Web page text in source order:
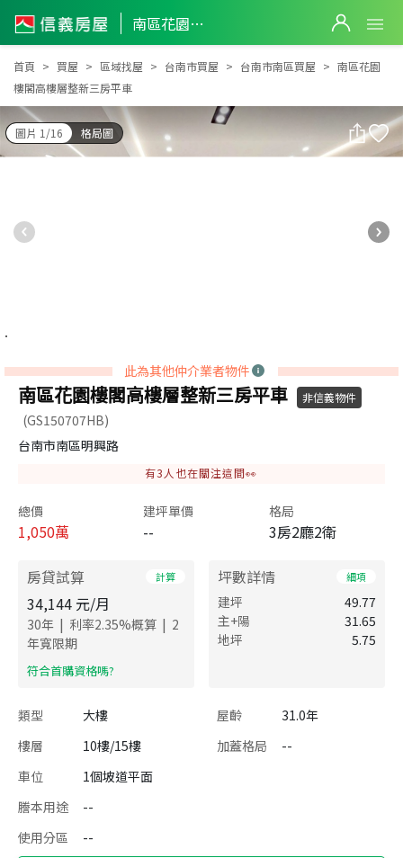
南區花園樓閣高樓層整新三房平車
南區花園樓閣高樓層整新三房平車
首頁 買屋 區域找屋 台南市買屋 台南市南區買屋
南區花園
樓閣高樓層整新三房平車
圖片 1/16 格局圖
此為其他仲介業者物件
南區花園樓閣高樓層整新三房平車 非信義物件
(GS150707HB)
台南市南區明興路
有3 人也在關注這間👀
總價
1,050萬
建坪單價
--
格局
3房2廳2衛
房貸試算 計算
34,144 元/月
30年 | 利率2.35%概算 | 2
年寬限期
​符合首購資格嗎?
坪數詳情 細項
建坪
49.77
主+陽
31.65
地坪
5.75
類型 大樓 屋齡
31.0年
樓層
10樓/15樓 加蓋格局
--
車位
1個坡道平面
謄本用途
--
使用分區
--